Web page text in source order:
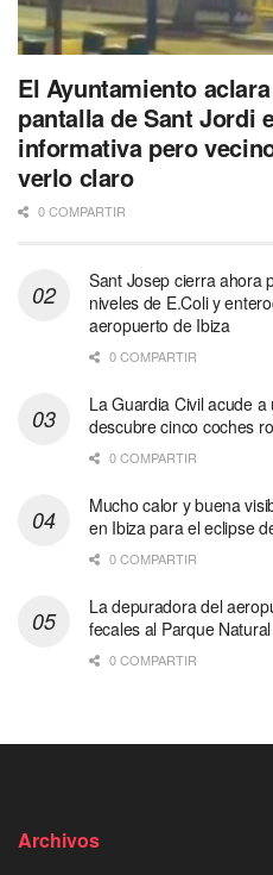
El Ayuntamiento
pantalla de Sant Jordi
informativa pero
verlo claro
0 COMPARTIR
Sant Josep cierra ahora
niveles de E.Coli y
aeropuerto de Ibiza
0 COMPARTIR
La Guardia Civil acude
descubre cinco coches
0 COMPARTIR
Mucho calor y buena
en Ibiza para el eclipse
0 COMPARTIR
La depuradora del
fecales al Parque
0 COMPARTIR
Archivos